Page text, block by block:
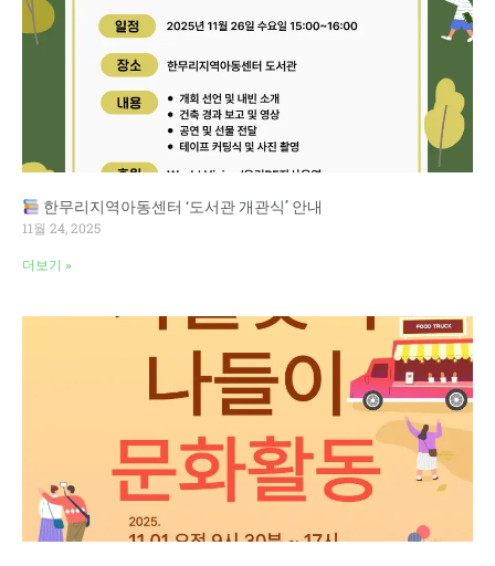
한무리지역아동센터 ‘도서관 개관식’ 안내
11월 24, 2025
더보기 »